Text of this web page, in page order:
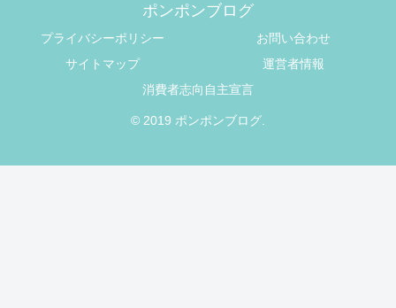
ポンポンブログ
プライバシーポリシー
お問い合わせ
サイトマップ
運営者情報
消費者志向自主宣言
© 2019 ポンポンブログ.